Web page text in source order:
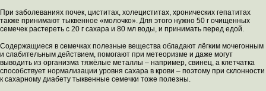
При заболеваниях почек, циститах, холециститах, хронических гепатитах
также принимают тыквенное «молочко». Для этого нужно 50 г очищенных
семечек растереть с 20 г сахара и 80 мл воды, и принимать перед едой.
Содержащиеся в семечках полезные вещества обладают лёгким мочегонным
и слабительным действием, помогают при метеоризме и даже могут
выводить из организма тяжёлые металлы – например, свинец, а клетчатка
способствует нормализации уровня сахара в крови – поэтому при склонности
к сахарному диабету тыквенные семечки тоже полезны.